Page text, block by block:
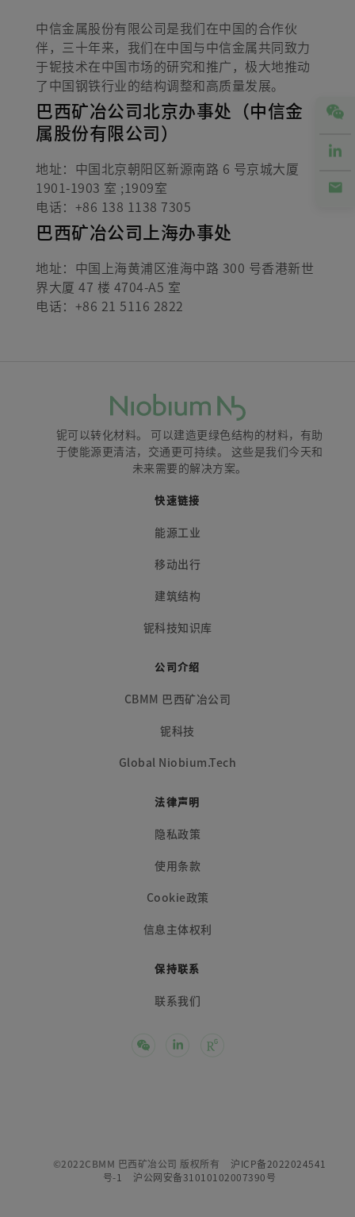
中信金属股份有限公司是我们在中国的合作伙
伴，三十年来，我们在中国与中信金属共同致力
于铌技术在中国市场的研究和推广，极大地推动
了中国钢铁行业的结构调整和高质量发展。
巴西矿冶公司北京办事处（中信金
属股份有限公司）
地址：中国北京朝阳区新源南路 6 号京城大厦
1901-1903 室 ;1909室
电话：+86 138 1138 7305
巴西矿冶公司上海办事处
地址：中国上海黄浦区淮海中路 300 号香港新世
界大厦 47 楼 4704-A5 室
电话：+86 21 5116 2822
铌可以转化材料。 可以建造更绿色结构的材料，有助
于使能源更清洁，交通更可持续。 这些是我们今天和
未来需要的解决方案。
快速链接
能源工业
移动出行
建筑结构
铌科技知识库
公司介绍
CBMM 巴西矿冶公司
铌科技
Global Niobium.Tech
法律声明
隐私政策
使用条款
Cookie政策
信息主体权利
保持联系
联系我们
©2022CBMM 巴西矿冶公司 版权所有 沪ICP备2022024541
号-1
沪公网安备31010102007390号